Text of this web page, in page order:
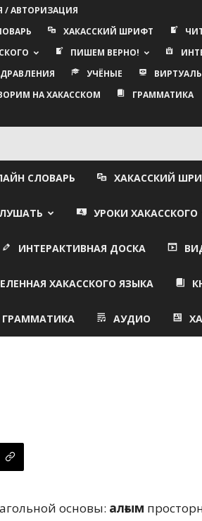
/ АВТОРИЗАЦИЯ
ХАКАССКИЙ ШРИФТ
ПИШЕМ ВЕРНО!
УЧЁНЫЕ
НА ХАКАССКОМ ГРАММАТИКА
СЛОВАРЬ ХАКАССКИЙ
УРОКИ ХАКАССКОГО
ИНТЕРАКТИВНАЯ ДОСКА
ХАКАССКОГО ЯЗЫКА
ГРАММАТИКА АУДИО
основы: алғым